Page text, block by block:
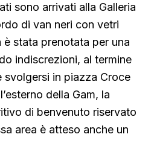
sono arrivati alla Galleria
di van neri con vetri
stata prenotata per una
indiscrezioni, al termine
svolgersi in piazza Croce
della Gam, la
di benvenuto riservato
area è atteso anche un